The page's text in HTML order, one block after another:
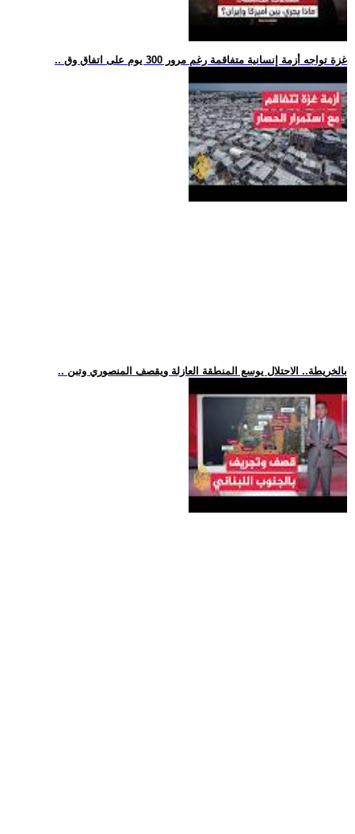
.. غزة تواجه أزمة إنسانية متفاقمة رغم مرور 300 يوم على اتفاق وق
.. بالخريطة.. الاحتلال يوسع المنطقة العازلة ويقصف المنصوري وتبن